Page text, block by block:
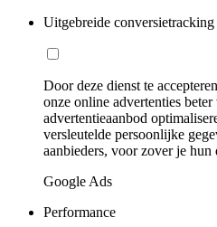
Uitgebreide conversietracking
Door deze dienst te
onze online advertenties
advertentieaanbod
versleutelde persoonlijke
aanbieders, voor zover je hun
Google Ads
Performance